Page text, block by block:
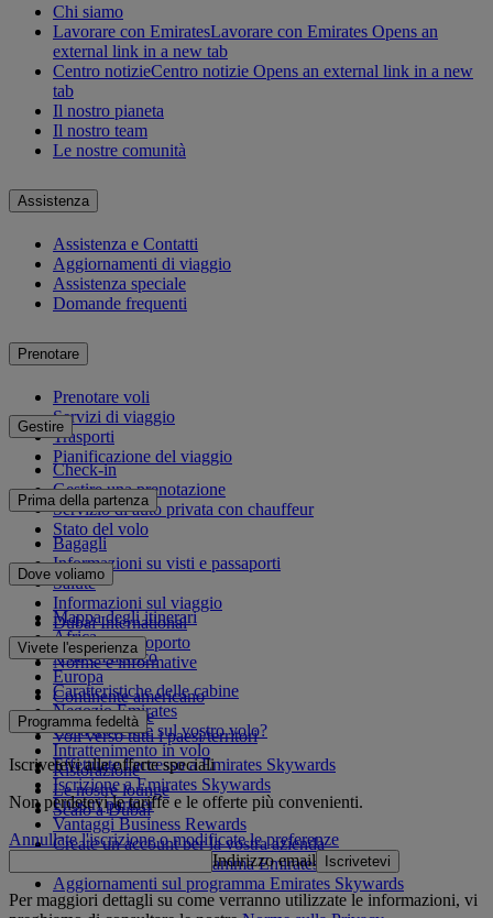
Chi siamo
Lavorare con EmiratesLavorare con Emirates Opens an
external link in a new tab
Centro notizieCentro notizie Opens an external link in a new
tab
Il nostro pianeta
Il nostro team
Le nostre comunità
Assistenza
Assistenza e Contatti
Aggiornamenti di viaggio
Assistenza speciale
Domande frequenti
Prenotare
Prenotare voli
Servizi di viaggio
Trasporti
Pianificazione del viaggio
Gestire
Check-in
Gestire una prenotazione
Servizio di auto privata con chauffeur
Stato del volo
Prima della partenza
Bagagli
Informazioni su visti e passaporti
Salute
Informazioni sul viaggio
Dubai International
Da e per l'aeroporto
Norme e informative
Dove voliamo
Mappa degli itinerari
Africa
Asia e Pacifico
Europa
Continente americano
Medio Oriente
Voli verso tutti i paesi/territori
Vivete l'esperienza
Caratteristiche delle cabine
Negozio Emirates
Cosa troverete sul vostro volo?
Intrattenimento in volo
Ristorazione
Le nostre lounge
Scalo a Dubai
Programma fedeltà
Effettuate l'accesso a Emirates Skywards
Iscrizione a Emirates Skywards
I nostri partner
Vantaggi Business Rewards
Create un account per la vostra azienda
Regolamento del programma Emirates Skywards
Aggiornamenti sul programma Emirates Skywards
Iscrivetevi alle offerte speciali
Non perdetevi le tariffe e le offerte più convenienti.
Annullate l'iscrizione o modificate le preferenze
Indirizzo email Iscrivetevi
Per maggiori dettagli su come verranno utilizzate le informazioni, vi